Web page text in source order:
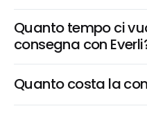
Quanto tempo ci
consegna con
Quanto costa la